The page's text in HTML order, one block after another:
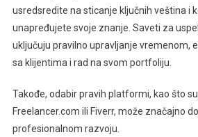
usredsredite na sticanje ključnih veština i
unapređujete svoje znanje. Saveti za
uključuju pravilno upravljanje vremenom,
sa klijentima i rad na svom portfoliju.
Takođe, odabir pravih platformi, kao što su
Freelancer.com ili Fiverr, može značajno
profesionalnom razvoju.